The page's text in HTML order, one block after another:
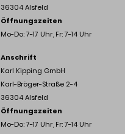
36304 Alsfeld
Öffnungszeiten
Mo-Do: 7-17 Uhr, Fr: 7-14 Uhr
Anschrift
Karl Kipping GmbH
Karl-Bröger-Straße 2-4
36304 Alsfeld
Öffnungszeiten
Mo-Do: 7-17 Uhr, Fr: 7-14 Uhr